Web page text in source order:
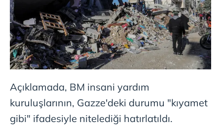
Açıklamada, BM insani yardım
kuruluşlarının, Gazze'deki durumu "kıyamet
gibi" ifadesiyle nitelediği hatırlatıldı.